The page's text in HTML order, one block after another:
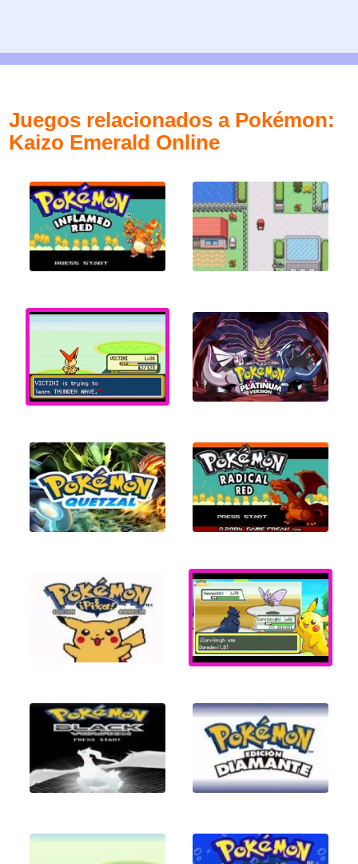
Juegos relacionados a Pokémon:
Kaizo Emerald Online